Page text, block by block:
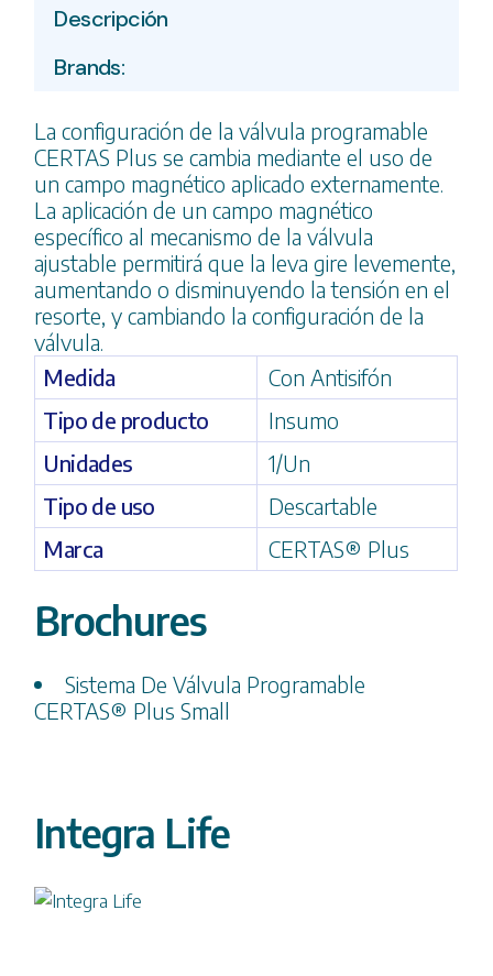
Descripción
Brands:
La configuración de la válvula programable
CERTAS Plus se cambia mediante el uso de
un campo magnético aplicado externamente.
La aplicación de un campo magnético
específico al mecanismo de la válvula
ajustable permitirá que la leva gire levemente,
aumentando o disminuyendo la tensión en el
resorte, y cambiando la configuración de la
válvula.
Medida
Con Antisifón
Tipo de producto
Insumo
Unidades
1/Un
Tipo de uso
Descartable
Marca
CERTAS® Plus
Brochures
Sistema De Válvula Programable
CERTAS® Plus Small
Integra Life